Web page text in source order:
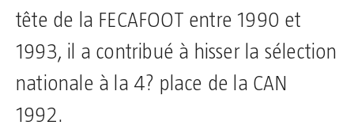
tête de la FECAFOOT entre 1990 et
1993, il a contribué à hisser la sélection
nationale à la 4? place de la CAN
1992.